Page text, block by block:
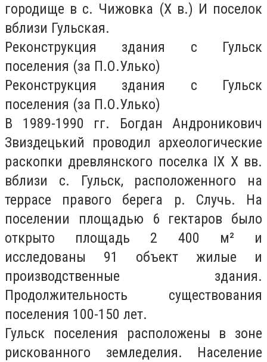
городище в с. Чижовка (Х в.) И поселок
вблизи Гульская.
Реконструкция здания с Гульск
поселения (за П.О.Улько)
Реконструкция здания с Гульск
поселения (за П.О.Улько)
В 1989-1990 гг. Богдан Андроникович
Звиздецький проводил археологические
раскопки древлянского поселка IX Х вв.
вблизи с. Гульск, расположенного на
террасе правого берега р. Случь. На
поселении площадью 6 гектаров было
открыто площадь 2 400 м² и
исследованы 91 объект жилые и
производственные здания.
Продолжительность существования
поселения 100-150 лет.
Гульск поселения расположены в зоне
рискованного земледелия. Население